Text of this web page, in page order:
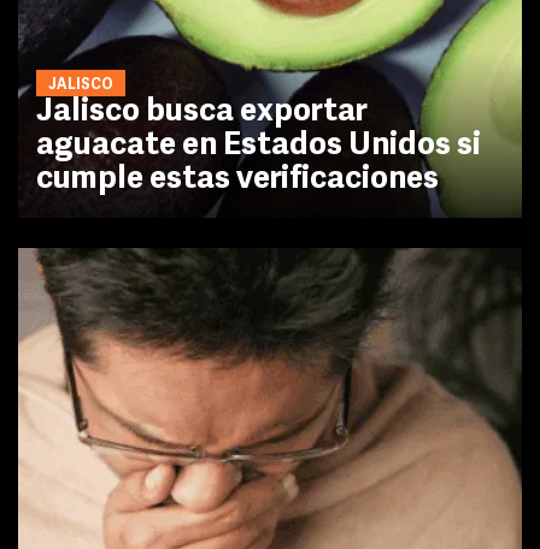
JALISCO
Jalisco busca exportar
aguacate en Estados Unidos si
cumple estas verificaciones